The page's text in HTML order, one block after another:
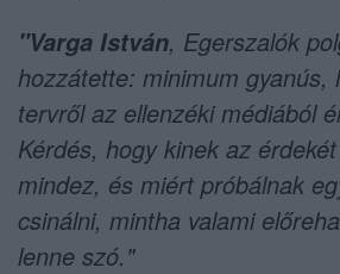
"Varga István, Egerszalók
hozzátette: minimum gyanús,
tervről az ellenzéki médiából
Kérdés, hogy kinek az
mindez, és miért próbálnak
csinálni, mintha valami
lenne szó."